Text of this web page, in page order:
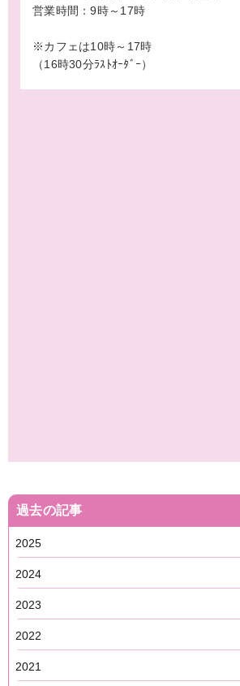
営業時間：9時～17時
※カフェは10時～17時
（16時30分ﾗｽﾄｵｰﾀﾞｰ）
過去の記事
2025
2024
2023
2022
2021